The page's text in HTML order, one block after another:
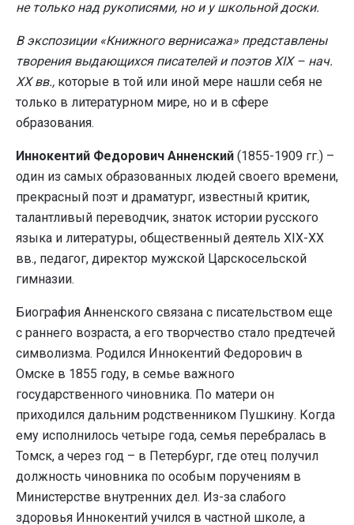
не только над рукописями, но и у школьной доски.
В экспозиции «Книжного вернисажа» представлены
творения выдающихся писателей и поэтовXIX– нач.
XXвв., которые в той или иной мере нашли себя не
только в литературном мире, но и в сфере
образования.
Иннокентий Федорович Анненский (1855-1909 гг.) –
один из самых образованных людей своего времени,
прекрасный поэт и драматург, известный критик,
талантливый переводчик, знаток истории русского
языка и литературы, общественный деятель XIX-XX
вв., педагог, директор мужской Царскосельской
гимназии.
Биография Анненского связана с писательством еще
с раннего возраста, а его творчество стало предтечей
символизма. Родился Иннокентий Федорович в
Омске в 1855 году, в семье важного
государственного чиновника. По матери он
приходился дальним родственником Пушкину. Когда
ему исполнилось четыре года, семья перебралась в
Томск, а через год – в Петербург, где отец получил
должность чиновника по особым поручениям в
Министерстве внутренних дел. Из-за слабого
здоровья Иннокентий учился в частной школе, а